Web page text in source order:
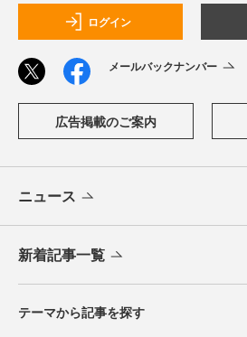
ログイン
メールバックナンバー
広告掲載のご案内
ニュース
新着記事一覧
テーマから記事を探す